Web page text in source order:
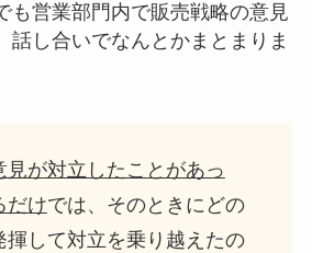
も営業部門内で販売戦略の意見
話し合いでなんとかまとまりま
見が対立したことがあっ
だけでは、そのときにどの
揮して対立を乗り越えたの